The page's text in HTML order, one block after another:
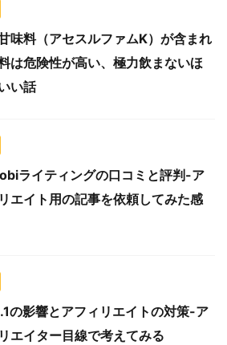
味料（アセスルファムK）が含まれ
は危険性が高い、極力飲まないほ
い話
ライティングの口コミと評判-ア
エイト用の記事を依頼してみた感
の影響とアフィリエイトの対策-ア
エイター目線で考えてみる